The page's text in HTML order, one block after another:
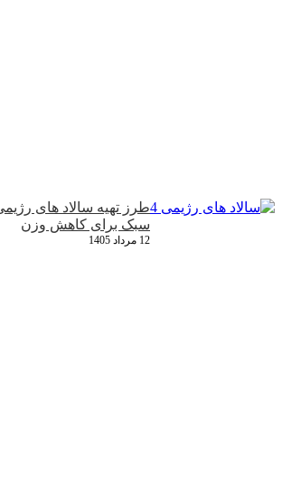
سبک برای کاهش وزن
12 مرداد 1405